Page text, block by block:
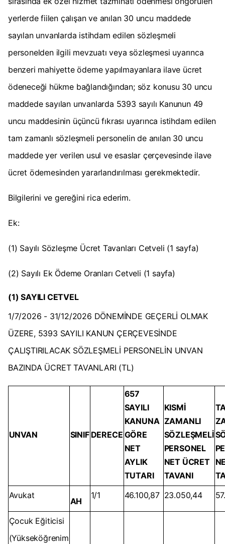
yerlerde fiilen çalışan ve anılan 30 uncu maddede
sayılan unvanlarda istihdam edilen sözleşmeli
personelden ilgili mevzuatı veya sözleşmesi uyarınca
benzeri mahiyette ödeme yapılmayanlara ilave ücret
ödeneceği hükme bağlandığından; söz konusu 30 uncu
maddede sayılan unvanlarda 5393 sayılı Kanunun 49
uncu maddesinin üçüncü fıkrası uyarınca istihdam edilen
tam zamanlı sözleşmeli personelin de anılan 30 uncu
maddede yer verilen usul ve esaslar çerçevesinde ilave
ücret ödemesinden yararlandırılması gerekmektedir.
Bilgilerini ve gereğini rica ederim.
Ek:
(1) Sayılı Sözleşme Ücret Tavanları Cetveli (1 sayfa)
(2) Sayılı Ek Ödeme Oranları Cetveli (1 sayfa)
(1) SAYILI CETVEL
1/7/2026 - 31/12/2026 DÖNEMİNDE GEÇERLİ OLMAK
ÜZERE, 5393 SAYILI KANUN ÇERÇEVESİNDE
ÇALIŞTIRILACAK SÖZLEŞMELİ PERSONELİN UNVAN
BAZINDA ÜCRET TAVANLARI (TL)
UNVAN SINIF DERECE
657
SAYILI
KANUNA
GÖRE
NET
AYLIK
TUTARI
KISMİ
ZAMANLI
SÖZLEŞMELİ
PERSONEL
NET ÜCRET
TAVANI
Avukat
AH
1/1 46.100,87 23.050,44
Çocuk Eğiticisi
(Yükseköğrenim